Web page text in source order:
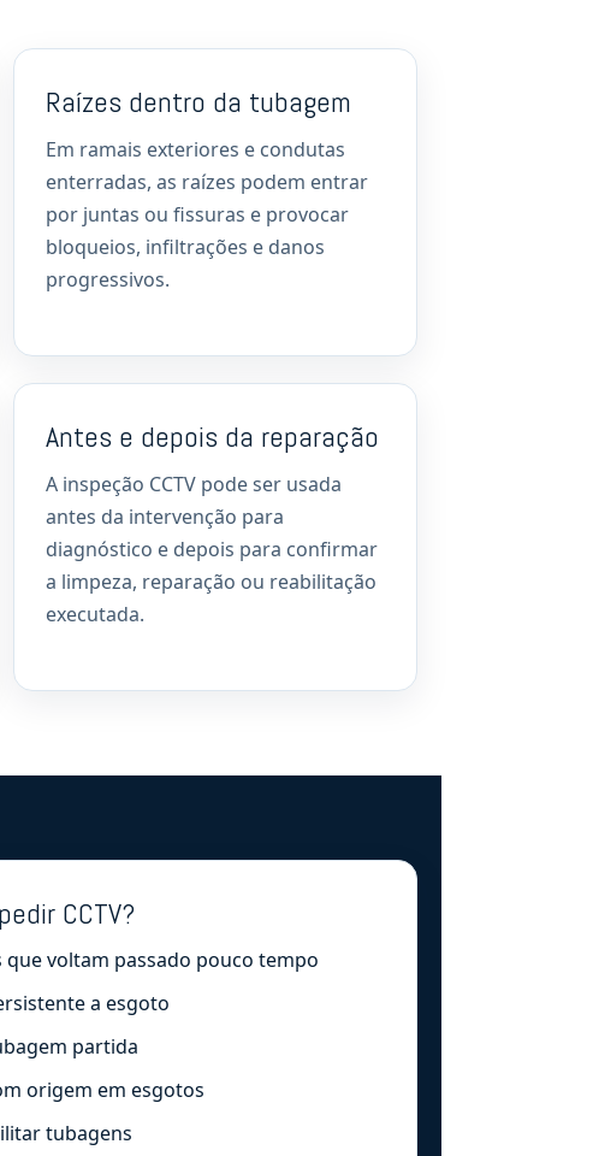
Raízes dentro da tubagem
Em ramais exteriores e condutas
enterradas, as raízes podem entrar
por juntas ou fissuras e provocar
bloqueios, infiltrações e danos
progressivos.
Antes e depois da reparação
A inspeção CCTV pode ser usada
antes da intervenção para
diagnóstico e depois para confirmar
a limpeza, reparação ou reabilitação
executada.
CCTV?
voltam passado pouco tempo
a esgoto
partida
origem em esgotos
tubagens